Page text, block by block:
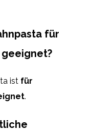
für
ist für
.